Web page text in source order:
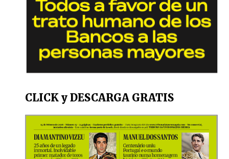
CLICK y DESCARGA GRATIS